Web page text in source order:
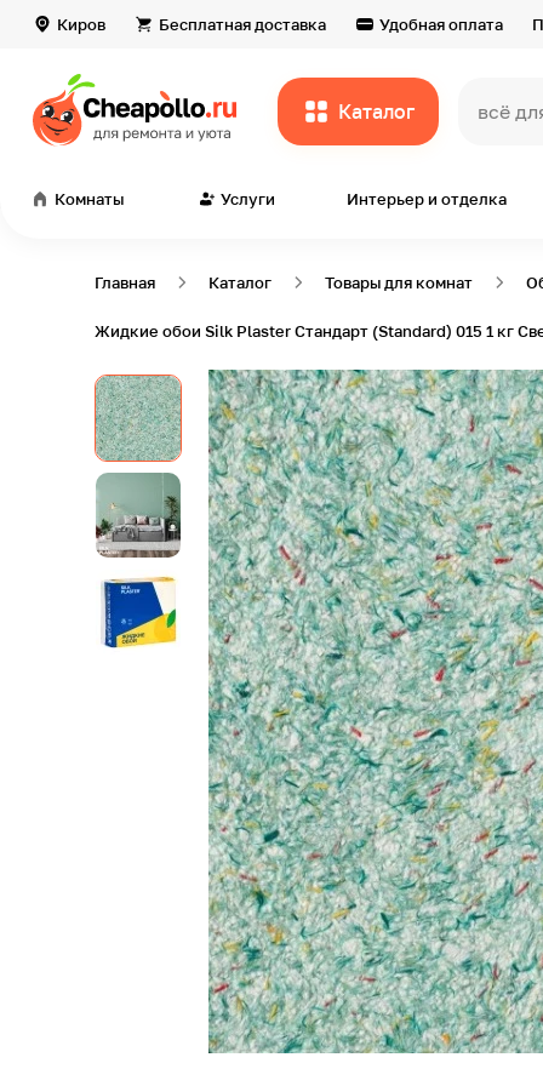
Киров Бесплатная доставка Удобная оплата
Каталог всё
Комнаты Услуги Интерьер и отделка
Главная Каталог Товары для комнат
Жидкие обои Silk Plaster Стандарт (Standard) 015 1 кг